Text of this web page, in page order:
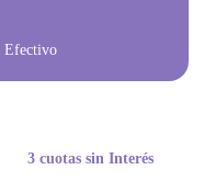
Efectivo
3 cuotas sin Interés